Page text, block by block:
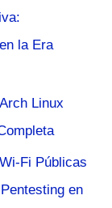
la Era
Linux
Fi Públicas
en